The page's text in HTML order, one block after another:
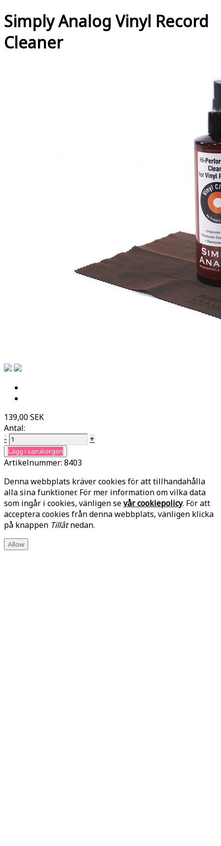
Simply Analog Vinyl Record
Cleaner
139,00 SEK
Antal:
-
+
Lägg i varukorgen
Artikelnummer: 8403
Denna webbplats kräver cookies för att tillhandahålla
alla sina funktioner. För mer information om vilka data
som ingår i cookies, vänligen sevår cookiepolicy. För att
acceptera cookies från denna webbplats, vänligen klicka
på knappen Tillåtnedan.
Allow